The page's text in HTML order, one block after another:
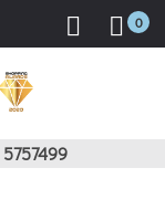
0
5757499